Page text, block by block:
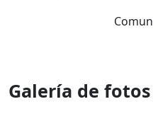
Galería de fotos